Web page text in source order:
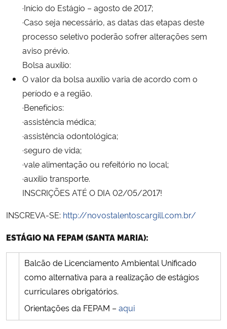
·Início do Estágio – agosto de 2017;
·Caso seja necessário, as datas das etapas deste
processo seletivo poderão sofrer alterações sem
aviso prévio.
Bolsa auxílio:
O valor da bolsa auxílio varia de acordo com o
período e a região.
·Benefícios:
·assistência médica;
·assistência odontológica;
·seguro de vida;
·vale alimentação ou refeitório no local;
·auxílio transporte.
INSCRIÇÕES ATÉ O DIA 02/05/2017!
INSCREVA-SE: http://novostalentoscargill.com.br/
ESTÁGIO NA FEPAM (SANTA MARIA):
Balcão de Licenciamento Ambiental Unificado
como alternativa para a realização de estágios
curricularesobrigatórios.
Orientações da FEPAM – aqui